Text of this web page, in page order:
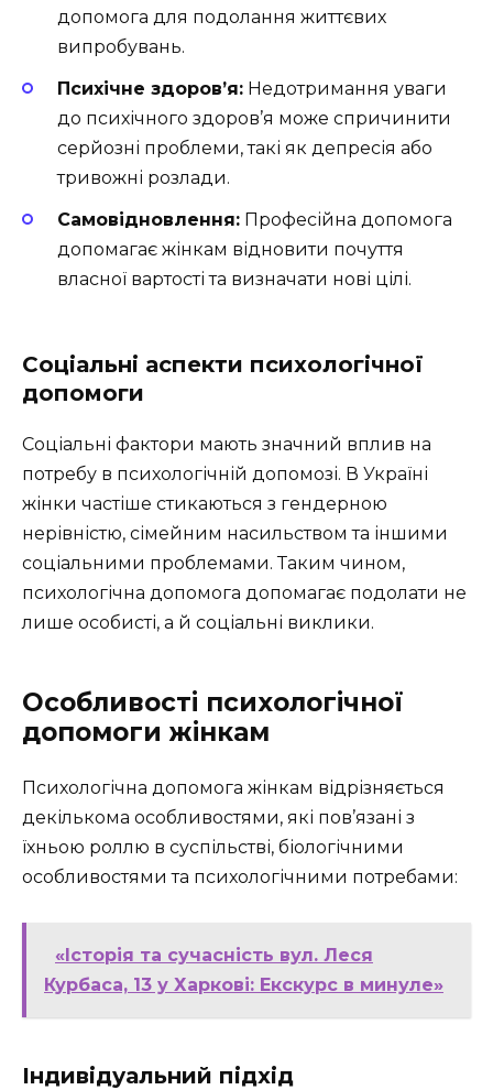
допомога для подолання життєвих
випробувань.
Психічне здоров’я: Недотримання уваги
до психічного здоров’я може спричинити
серйозні проблеми, такі як депресія або
тривожні розлади.
Самовідновлення: Професійна допомога
допомагає жінкам відновити почуття
власної вартості та визначати нові цілі.
Соціальні аспекти психологічної
допомоги
Соціальні фактори мають значний вплив на
потребу в психологічній допомозі. В Україні
жінки частіше стикаються з гендерною
нерівністю, сімейним насильством та іншими
соціальними проблемами. Таким чином,
психологічна допомога допомагає подолати не
лише особисті, а й соціальні виклики.
Особливості психологічної
допомоги жінкам
Психологічна допомога жінкам відрізняється
декількома особливостями, які пов’язані з
їхньою роллю в суспільстві, біологічними
особливостями та психологічними потребами:
«Історія та сучасність вул. Леся
Курбаса, 13 у Харкові: Екскурс в минуле»
Індивідуальний підхід